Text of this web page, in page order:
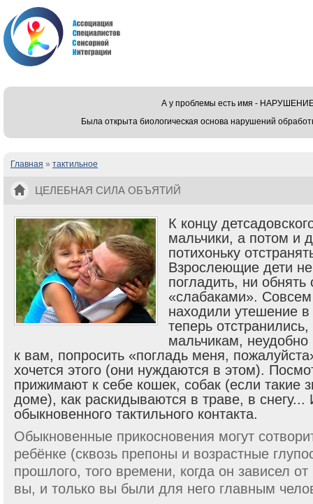
А у проблемы есть имя -
Была открыта биологическая основа нарушений
Вы здесь
Главная » тактильное
ЦЕЛЕБНАЯ СИЛА ОБЪЯТИЙ
К концу
мальчики, а потом и
потихоньку
Взрослеющие дети
погладить, ни обнять
«слабаками».
находили утешение
теперь
мальчикам,
к вам, попросить «погладь меня,
хочется этого (они нуждаются в этом).
прижимают к себе кошек, собак (если такие
доме), как раскидываются в траве, в снегу...
обыкновенного тактильного контакта.
Обыкновенные прикосновения могут
ребёнке (сквозь препоны и возрастные
прошлого, того времени, когда он зависел
вы, и только вы были для него главным